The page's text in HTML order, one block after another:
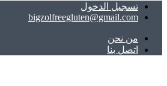
تسجيل الدخول
bigzolfreegluten@gmail.com
ﻣﻦ ﻧﺤﻦ
اتصل بنا